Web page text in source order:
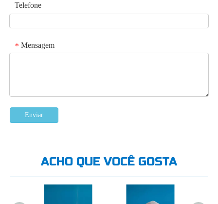
Telefone
* Mensagem
Enviar
ACHO QUE VOCÊ GOSTA